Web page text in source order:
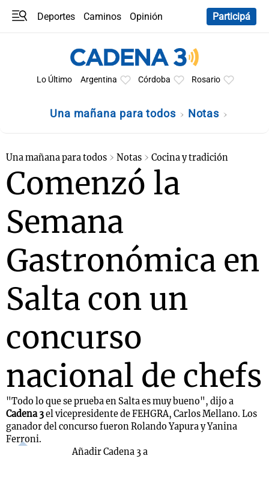
Deportes Caminos
Opinión
Participá
Lo Último Argentina Córdoba Rosario
Una mañana para todos Notas
Una mañana para todos Notas Cocina y tradición
Comenzó la
Semana
Gastronómica en
Salta con un
concurso
nacional de chefs
"Todo lo que se prueba en Salta es muy bueno", dijo a
Cadena 3el vicepresidente de FEHGRA, Carlos Mellano. Los
ganador del concurso fueron Rolando Yapura y Yanina
Ferroni.
Añadir Cadena 3 a